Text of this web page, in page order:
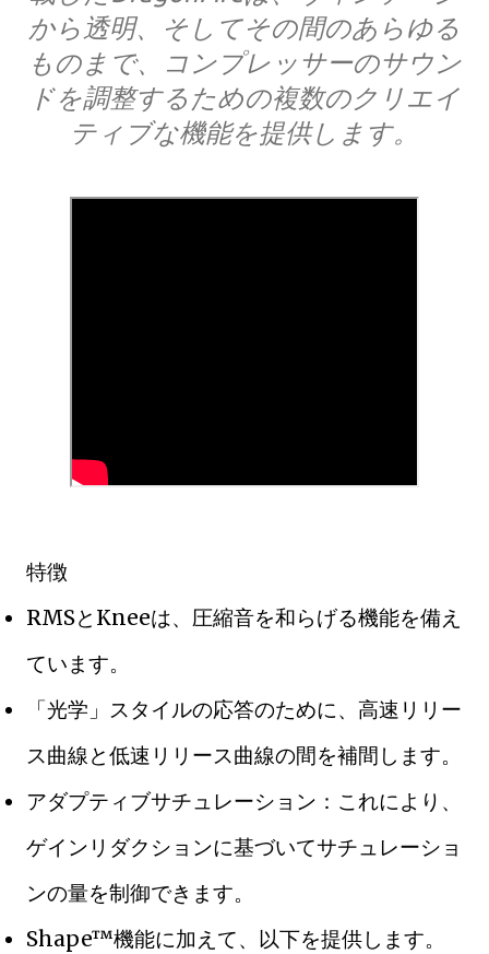
から透明、そしてその間のあらゆる
ものまで、コンプレッサーのサウン
ドを調整するための複数のクリエイ
ティブな機能を提供します。
特徴
RMSとKneeは、圧縮音を和らげる機能を備え
ています。
「光学」スタイルの応答のために、高速リリー
ス曲線と低速リリース曲線の間を補間します。
アダプティブサチュレーション：これにより、
ゲインリダクションに基づいてサチュレーショ
ンの量を制御できます。
Shape™機能に加えて、以下を提供します。